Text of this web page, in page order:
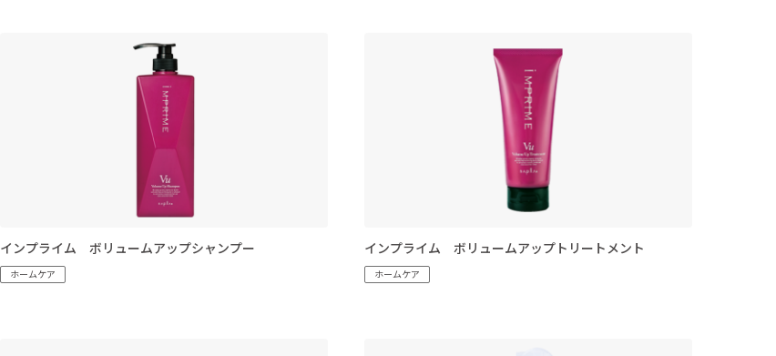
インプライム ボリュームアップシャンプー
ホームケア
インプライム ボリュームアップトリートメント
ホームケア